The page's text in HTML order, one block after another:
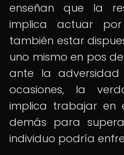
enseñan que la
implica actuar
también estar
uno mismo en pos
ante la
ocasiones, la
implica trabajar en
demás para
individuo podría